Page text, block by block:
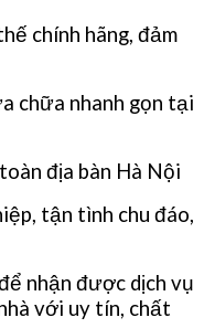
chính hãng, đảm
chữa nhanh gọn tại
địa bàn Hà Nội
tận tình chu đáo,
nhận được dịch vụ
với uy tín, chất